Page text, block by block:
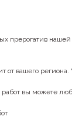
прерогатив
от вашего
работ вы можете